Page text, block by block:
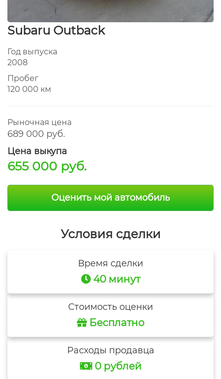
Subaru Outback
Год выпуска
2008
Пробег
120 000 км
Рыночная цена
689 000 руб.
Цена выкупа
655 000 руб.
Оценить мой автомобиль
Условия сделки
Время сделки
40 минут
Стоимость оценки
Бесплатно
Расходы продавца
0 рублей